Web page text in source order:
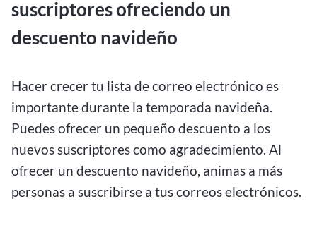
suscriptores ofreciendo un
descuento navideño
Hacer crecer tu lista de correo electrónico es
importante durante la temporada navideña.
Puedes ofrecer un pequeño descuento a los
nuevos suscriptores como agradecimiento. Al
ofrecer un descuento navideño, animas a más
personas a suscribirse a tus correos electrónicos.